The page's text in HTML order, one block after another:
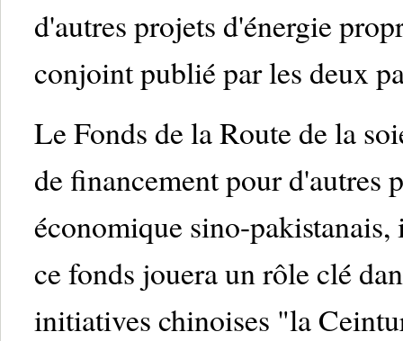
d'autres projets d'énergie
conjoint publié par les deux
Le Fonds de la Route de la
de financement pour d'autres
économique sino-
ce fonds jouera un rôle clé
initiatives chinoises "la